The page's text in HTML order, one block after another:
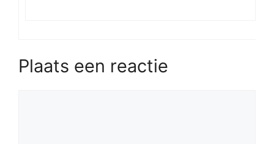
Plaats een reactie